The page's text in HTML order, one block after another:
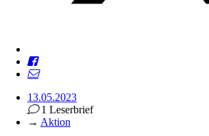
13.05.2023
1 Leserbrief
→ Aktion